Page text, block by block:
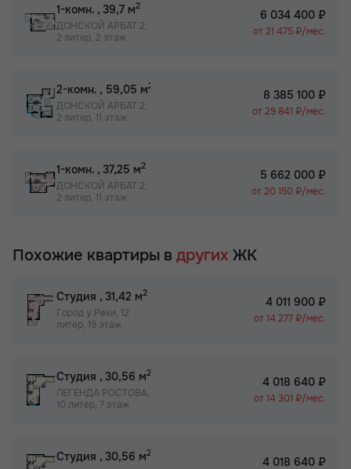
1-комн. , 39,7 м2
ДОНСКОЙ АРБАТ 2,
2 литер, 2 этаж
6 034 400 ₽
от 21 475 ₽/мес.
2-комн. , 59,05 м2
ДОНСКОЙ АРБАТ 2,
2 литер, 11 этаж
8 385 100 ₽
от 29 841 ₽/мес.
1-комн. , 37,25 м2
ДОНСКОЙ АРБАТ 2,
2 литер, 11 этаж
5 662 000 ₽
от 20 150 ₽/мес.
Похожие квартиры в других ЖК
Студия , 31,42 м2
Город у Реки, 12
литер, 19 этаж
4 011 900 ₽
от 14 277 ₽/мес.
Студия , 30,56 м2
ЛЕГЕНДА РОСТОВА,
10 литер, 7 этаж
4 018 640 ₽
от 14 301 ₽/мес.
Студия , 30,56 м2
4 018 640 ₽